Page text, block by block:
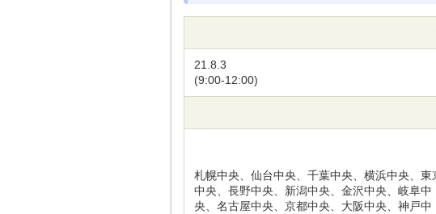
21.8.3
(9:00-12:00)
札幌中央、仙台中央、千葉中央、横浜中央、東
中央、長野中央、新潟中央、金沢中央、岐阜中
央、名古屋中央、京都中央、大阪中央、神戸中